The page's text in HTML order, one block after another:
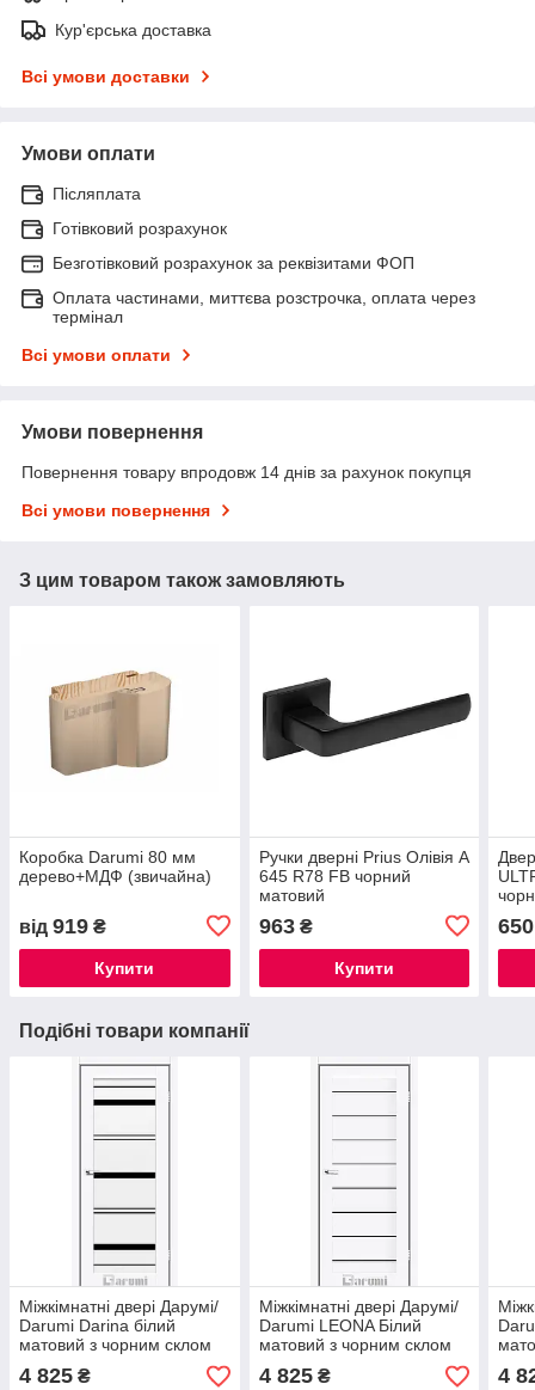
Кур'єрська доставка
Всі умови доставки
Умови оплати
Післяплата
Готівковий розрахунок
Безготівковий розрахунок за реквізитами ФОП
Оплата частинами, миттєва розстрочка, оплата через
термінал
Всі умови оплати
Умови повернення
Повернення товару впродовж 14 днів за рахунок покупця
Всі умови повернення
З цим товаром також замовляють
Коробка Darumi 80 мм
дерево+МДФ (звичайна)
від 919 ₴
Купити
Ручки дверні Prius Олівія А
645 R78 FB чорний
матовий
963₴
Купити
650
Подібні товари компанії
Міжкімнатні двері Дарумі/
Darumi Darina білий
матовий з чорним склом
4 825 ₴
Міжкімнатні двері Дарумі/
Darumi LEONA Білий
матовий з чорним склом
4 825₴ 4